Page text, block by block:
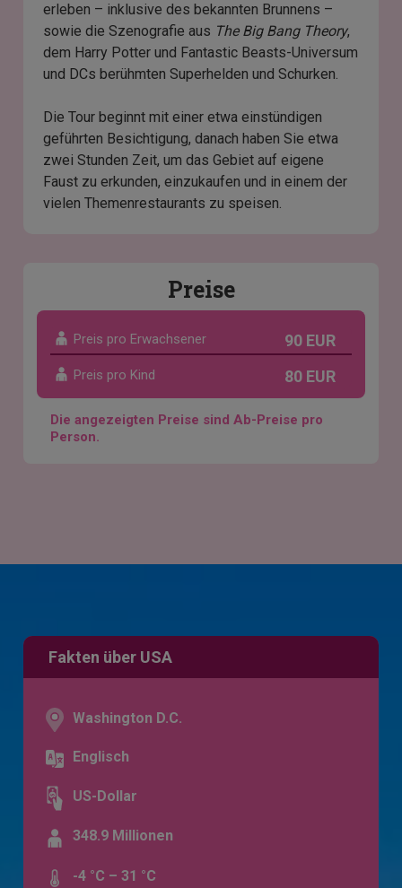
erleben – inklusive des bekannten Brunnens –
sowie die Szenografie aus The Big Bang Theory,
dem Harry Potter und Fantastic Beasts-Universum
und DCs berühmten Superhelden und Schurken.
Die Tour beginnt mit einer etwa einstündigen
geführten Besichtigung, danach haben Sie etwa
zwei Stunden Zeit, um das Gebiet auf eigene
Faust zu erkunden, einzukaufen und in einem der
vielen Themenrestaurants zu speisen.
Preise
Preis pro Erwachsener 90 EUR
Preis pro Kind 80 EUR
Die angezeigten Preise sind Ab-Preise pro
Person.
Fakten über USA
Washington D.C.
Englisch
US-Dollar
348.9 Millionen
-4 °C – 31 °C